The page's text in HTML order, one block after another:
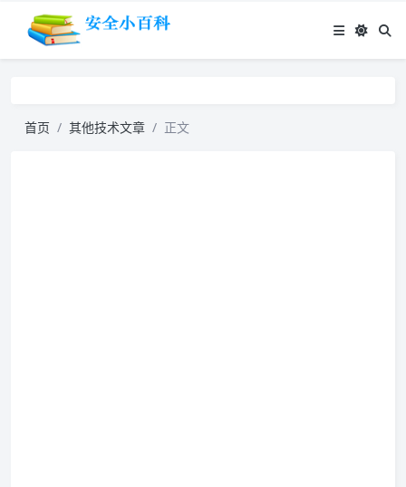
首页 其他技术文章 正文